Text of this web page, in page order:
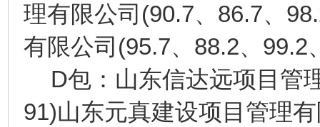
理有限公司 (90.7、 86.7、
有限公司 (95.7、 88.2、 99.2
D包：山东信达远项目管
91)山东元真建设项目管理